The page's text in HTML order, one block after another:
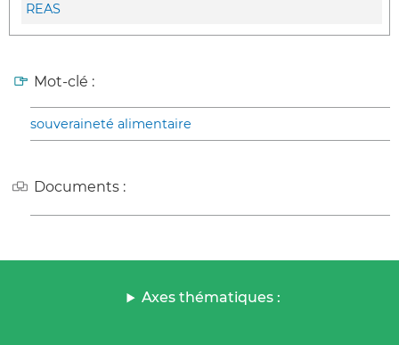
REAS
Mot-clé :
souveraineté alimentaire
Documents :
Axes thématiques :